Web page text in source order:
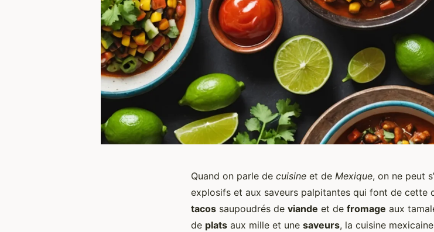
Quand on parle de cuisine et de Mexique, on ne peut
explosifs et aux saveurs palpitantes qui font de cette
tacos saupoudrés de viande et de fromage aux
de plats aux mille et une saveurs, la cuisine